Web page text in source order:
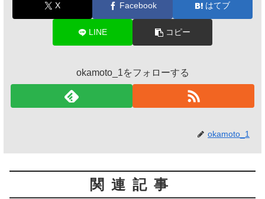
X Facebook はてブ
LINE コピー
okamoto_1をフォローする
okamoto_1
関連記事